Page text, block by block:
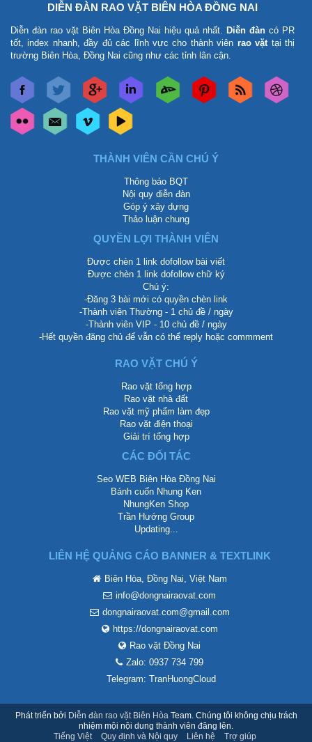
DIỄN ĐÀN RAO VẶT BIÊN HÒA ĐỒNG NAI
Diễn đàn rao vặt Biên Hòa Đồng Nai hiệu quả nhất. Diễn đàn có PR
tốt, index nhanh, đầy đủ các lĩnh vực cho thành viên rao vặt tại thị
trường Biên Hòa, Đồng Nai cũng như các tỉnh lân cận.
THÀNH VIÊN CẦN CHÚ Ý
Thông báo BQT
Nội quy diễn đàn
Góp ý xây dựng
Thảo luận chung
QUYỀN LỢI THÀNH VIÊN
Được chèn 1 link dofollow bài viết
Được chèn 1 link dofollow chữ ký
Chú ý:
-Đăng 3 bài mới có quyền chèn link
-Thành viên Thường - 1 chủ đề / ngày
-Thành viên VIP - 10 chủ đề / ngày
-Hết quyền đăng chủ để vẫn có thể reply hoặc commment
RAO VẶT CHÚ Ý
Rao vặt tổng hợp
Rao vặt nhà đất
Rao vặt mỹ phẩm làm đẹp
Rao vặt điện thoại
Giải trí tổng hợp
CÁC ĐỐI TÁC
Seo WEB Biên Hòa Đồng Nai
Bánh cuốn Nhung Ken
NhungKen Shop
Trần Hướng Group
Updating...
LIÊN HỆ QUẢNG CÁO BANNER & TEXTLINK
Biên Hòa, Đồng Nai, Việt Nam
info@dongnairaovat.com
dongnairaovat.com@gmail.com
https://dongnairaovat.com
Rao vặt Đồng Nai
Zalo: 0937 734 799
Telegram: TranHuongCloud
Phát triển bởi Diễn đàn rao vặt Biên Hòa Team. Chúng tôi không chịu trách
nhiệm mội nội dung thành viên đăng lên.
Tiếng Việt
Quy định và Nội quy Liên hệ Trợ giúp